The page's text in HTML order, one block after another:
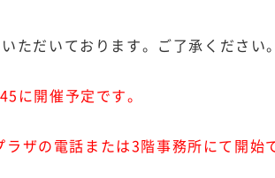
ただいております。ご了承ください。
に開催予定です。
ザの電話または3階事務所にて開始で